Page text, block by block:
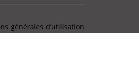
générales d’utilisation